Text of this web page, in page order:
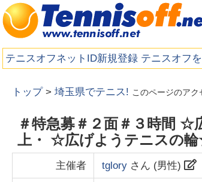
テニスオフネットID新規登録 テニスオフ
トップ >埼玉県でテニス! このページのア
＃特急募＃２面＃３時間 ☆
上・ ☆広げようテニスの
主催者 tglory さん (男性)